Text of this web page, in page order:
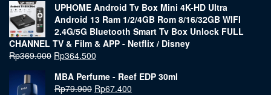
UPHOME Android Tv Box Mini 4K-HD Ultra
Android 13 Ram 1/2/4GB Rom 8/16/32GB WIFI
2.4G/5G Bluetooth Smart Tv Box Unlock FULL
CHANNEL TV & Film & APP - Netflix / Disney
Rp369.000 Rp364.500
MBA Perfume - Reef EDP 30ml
Rp79.900 Rp67.400